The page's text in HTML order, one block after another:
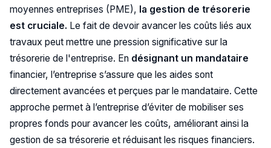
moyennes entreprises (PME), la gestion de trésorerie
est cruciale. Le fait de devoir avancer les coûts liés aux
travaux peut mettre une pression significative sur la
trésorerie de l'entreprise. En désignant un mandataire
financier, l’entreprise s’assure que les aides sont
directement avancées et perçues par le mandataire. Cette
approche permet à l’entreprise d’éviter de mobiliser ses
propres fonds pour avancer les coûts, améliorant ainsi la
gestion de sa trésorerie et réduisant les risques financiers.